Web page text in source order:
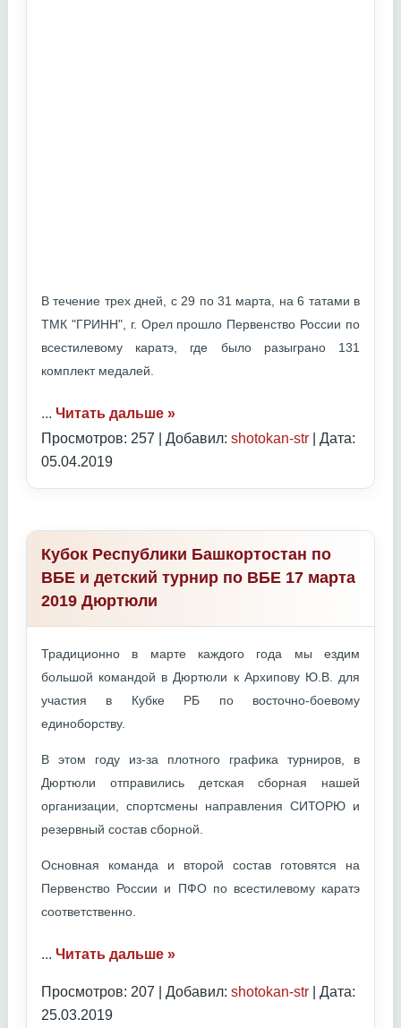
В течение трех дней, с 29 по 31 марта, на 6 татами в
ТМК "ГРИНН", г. Орел прошло Первенство России по
всестилевому каратэ, где было разыграно 131
комплект медалей.
... Читать дальше »
Просмотров: 257 | Добавил: shotokan-str | Дата:
05.04.2019
Кубок Республики Башкортостан по
ВБЕ и детский турнир по ВБЕ 17 марта
2019 Дюртюли
Традиционно в марте каждого года мы ездим
большой командой в Дюртюли к Архипову Ю.В. для
участия в Кубке РБ по восточно-боевому
единоборству.
В этом году из-за плотного графика турниров, в
Дюртюли отправились детская сборная нашей
организации, спортсмены направления СИТОРЮ и
резервный состав сборной.
Основная команда и второй состав готовятся на
Первенство России и ПФО по всестилевому каратэ
соответственно.
... Читать дальше »
Просмотров: 207 | Добавил: shotokan-str | Дата:
25.03.2019